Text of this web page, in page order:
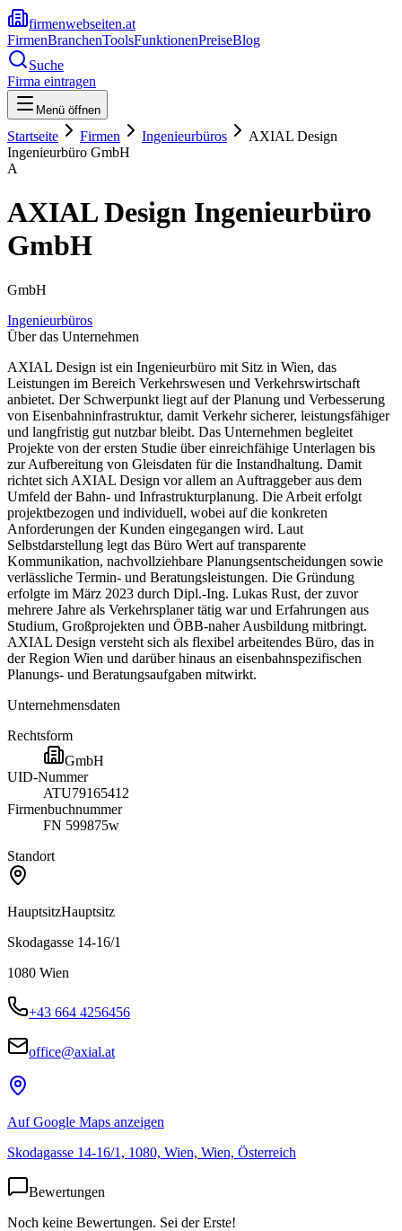
firmenwebseiten.at
FirmenBranchenToolsFunktionenPreiseBlog
Suche
Firma eintragen
Menü öffnen
Startseite Firmen Ingenieurbüros
AXIAL Design
Ingenieurbüro GmbH
A
AXIAL Design Ingenieurbüro
GmbH
GmbH
Ingenieurbüros
Über das Unternehmen
AXIAL Design ist ein Ingenieurbüro mit Sitz in Wien, das
Leistungen im Bereich Verkehrswesen und Verkehrswirtschaft
anbietet. Der Schwerpunkt liegt auf der Planung und Verbesserung
von Eisenbahninfrastruktur, damit Verkehr sicherer, leistungsfähiger
und langfristig gut nutzbar bleibt. Das Unternehmen begleitet
Projekte von der ersten Studie über einreichfähige Unterlagen bis
zur Aufbereitung von Gleisdaten für die Instandhaltung. Damit
richtet sich AXIAL Design vor allem an Auftraggeber aus dem
Umfeld der Bahn- und Infrastrukturplanung. Die Arbeit erfolgt
projektbezogen und individuell, wobei auf die konkreten
Anforderungen der Kunden eingegangen wird. Laut
Selbstdarstellung legt das Büro Wert auf transparente
Kommunikation, nachvollziehbare Planungsentscheidungen sowie
verlässliche Termin- und Beratungsleistungen. Die Gründung
erfolgte im März 2023 durch Dipl.-Ing. Lukas Rust, der zuvor
mehrere Jahre als Verkehrsplaner tätig war und Erfahrungen aus
Studium, Großprojekten und ÖBB-naher Ausbildung mitbringt.
AXIAL Design versteht sich als flexibel arbeitendes Büro, das in
der Region Wien und darüber hinaus an eisenbahnspezifischen
Planungs- und Beratungsaufgaben mitwirkt.
Unternehmensdaten
Rechtsform
GmbH
UID-Nummer
ATU79165412
Firmenbuchnummer
FN 599875w
Standort
HauptsitzHauptsitz
Skodagasse 14-16/1
1080 Wien
+43 664 4256456
office@axial.at
Auf Google Maps anzeigen
Skodagasse 14-16/1, 1080, Wien, Wien, Österreich
Bewertungen
Noch keine Bewertungen. Sei der Erste!